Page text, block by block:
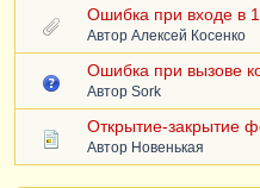
Ошибка при входе в
Автор Алексей Косенко
Ошибка при вызове
Автор Sork
Открытие-закрытие
Автор Новенькая